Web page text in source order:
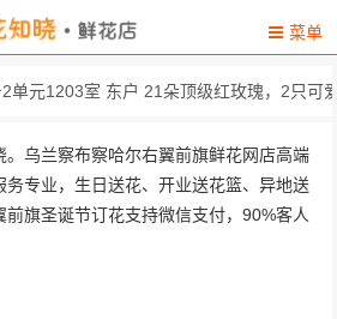
菜单
单元1203室 东户 21朵顶级红玫瑰，2只可
旗安居公寓 精选99朵极品蓝玫瑰，搭...
村二组27户 12朵顶级戴安娜玫瑰，一...
。乌兰察布察哈尔右翼前旗鲜花网店高端
务专业，生日送花、开业送花篮、异地送
旗圣诞节订花支持微信支付，90%客人